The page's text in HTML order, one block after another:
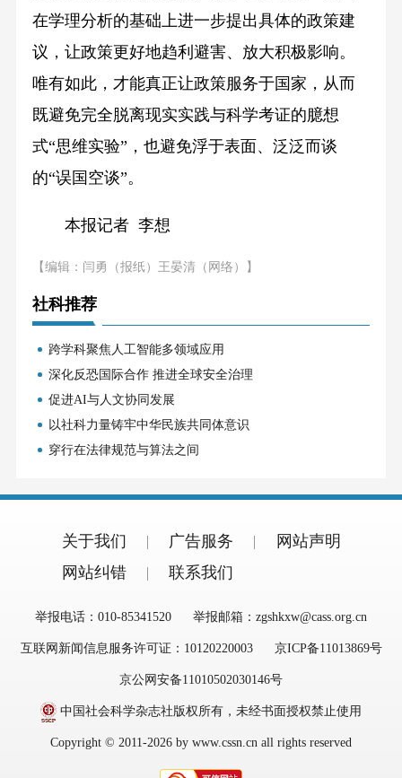
在学理分析的基础上进一步提出具体的政策建
议，让政策更好地趋利避害、放大积极影响。
唯有如此，才能真正让政策服务于国家，从而
既避免完全脱离现实实践与科学考证的臆想
式“思维实验”，也避免浮于表面、泛泛而谈
的“误国空谈”。
本报记者 李想
【编辑：闫勇（报纸）王晏清（网络）】
社科推荐
跨学科聚焦人工智能多领域应用
深化反恐国际合作 推进全球安全治理
促进AI与人文协同发展
以社科力量铸牢中华民族共同体意识
穿行在法律规范与算法之间
关于我们 广告服务
网站声明
网站纠错
联系我们
举报电话：010-85341520 举报邮箱：zgshkxw@cass.org.cn
互联网新闻信息服务许可证：10120220003 京ICP备11013869号
京公网安备11010502030146号
中国社会科学杂志社版权所有，未经书面授权禁止使用
Copyright © 2011-2026 by www.cssn.cn all rights reserved